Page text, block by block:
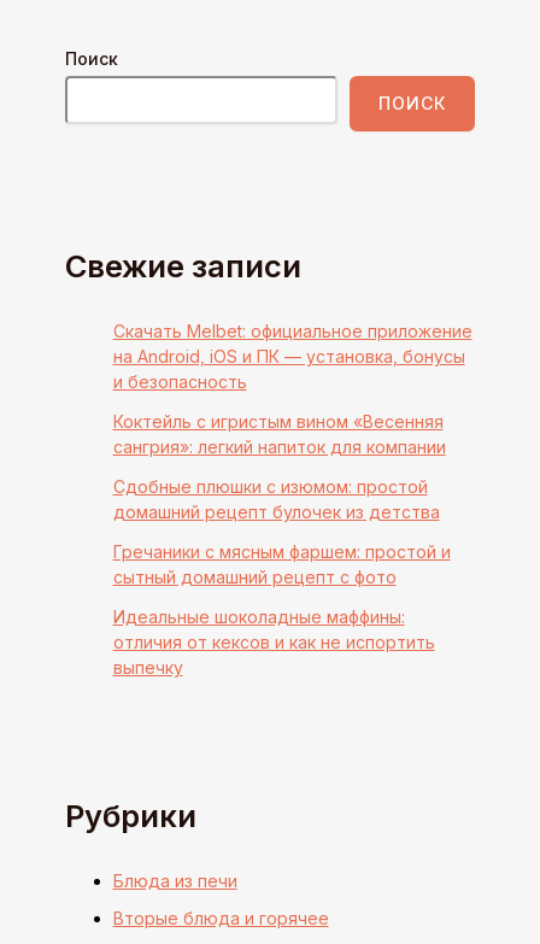
Поиск
ПОИСК
Свежие записи
Скачать Melbet: официальное приложение
на Android, iOS и ПК — установка, бонусы
и безопасность
Коктейль с игристым вином «Весенняя
сангрия»: легкий напиток для компании
Сдобные плюшки с изюмом: простой
домашний рецепт булочек из детства
Гречаники с мясным фаршем: простой и
сытный домашний рецепт с фото
Идеальные шоколадные маффины:
отличия от кексов и как не испортить
выпечку
Рубрики
Блюда из печи
Вторые блюда и горячее